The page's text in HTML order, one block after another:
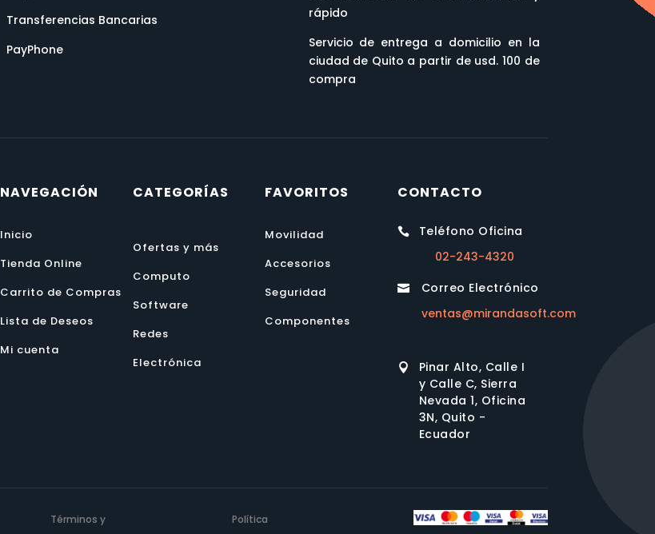
Transferencias Bancarias
PayPhone
rápido
Servicio de entrega a domicilio en la
ciudad de Quito a partir de usd. 100 de
compra
NAVEGACIÓN
Inicio
Tienda Online
Carrito de Compras
Lista de Deseos
Mi cuenta
CATEGORÍAS
Ofertas y más
Computo
Software
Redes
Electrónica
FAVORITOS
Movilidad
Accesorios
Seguridad
Componentes
CONTACTO

Teléfono Oficina
02-243-4320

Correo Electrónico
ventas@mirandasoft.com

Pinar Alto, Calle I
y Calle C, Sierra
Nevada 1, Oficina
3N, Quito -
Ecuador
Términos y
Política